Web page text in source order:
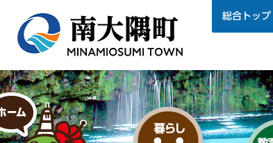
総合トップ